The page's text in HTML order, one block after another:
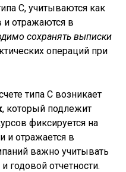
С, учитываются как
отражаются в
сохранять выписки
операций при
типа С возникает
, который подлежит
фиксируется на
и отражается в
важно учитывать
годовой отчетности.